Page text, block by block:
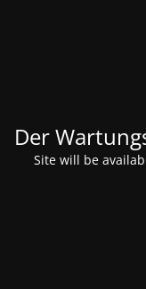
Der
Site will be